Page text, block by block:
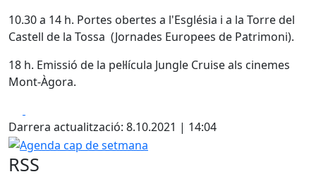
10.30 a 14 h. Portes obertes a l'Església i a la Torre del
Castell de la Tossa (Jornades Europees de Patrimoni).
18 h. Emissió de la pel·lícula Jungle Cruise als cinemes
Mont-Àgora.
Darrera actualització: 8.10.2021 | 14:04
Agenda cap de setmana
RSS